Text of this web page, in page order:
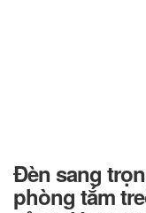
Đèn sang
phòng tắm